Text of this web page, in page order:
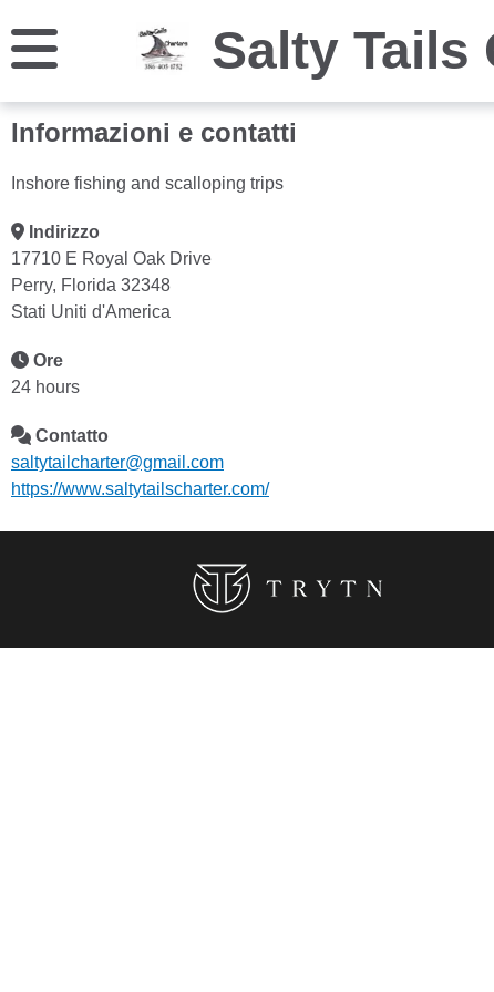
Informazioni e contatti
Inshore fishing and scalloping trips
Indirizzo
17710 E Royal Oak Drive
Perry, Florida 32348
Stati Uniti d'America
Ore
24 hours
Contatto
saltytailcharter@gmail.com
https://www.saltytailscharter.com/